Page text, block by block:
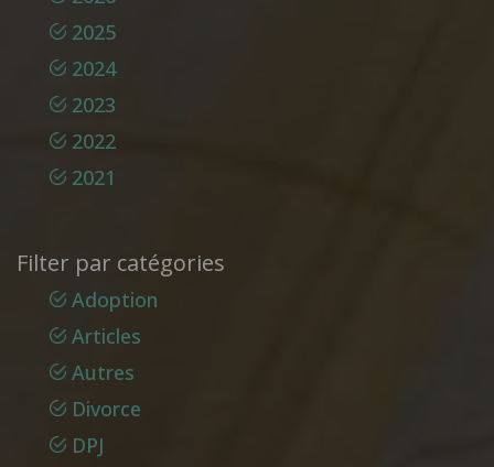
2025
2024
2023
2022
2021
Filter par catégories
Adoption
Articles
Autres
Divorce
DPJ